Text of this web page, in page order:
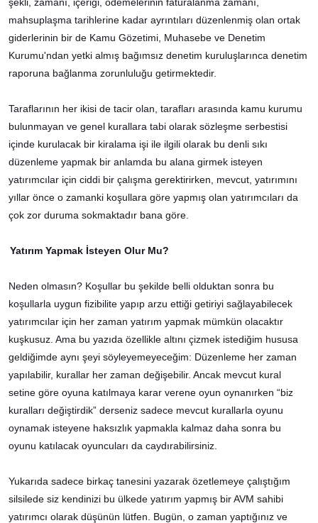
mahsuplaşma tarihlerine kadar ayrıntıları düzenlenmiş olan ortak
giderlerinin bir de Kamu Gözetimi, Muhasebe ve Denetim
Kurumu'ndan yetki almış bağımsız denetim kuruluşlarınca denetim
raporuna bağlanma zorunluluğu getirmektedir.
Taraflarının her ikisi de tacir olan, tarafları arasında kamu kurumu
bulunmayan ve genel kurallara tabi olarak sözleşme serbestisi
içinde kurulacak bir kiralama işi ile ilgili olarak bu denli sıkı
düzenleme yapmak bir anlamda bu alana girmek isteyen
yatırımcılar için ciddi bir çalışma gerektirirken, mevcut, yatırımını
yıllar önce o zamanki koşullara göre yapmış olan yatırımcıları da
çok zor duruma sokmaktadır bana göre.
Yatırım Yapmak İsteyen Olur Mu?
Neden olmasın? Koşullar bu şekilde belli olduktan sonra bu
koşullarla uygun fizibilite yapıp arzu ettiği getiriyi sağlayabilecek
yatırımcılar için her zaman yatırım yapmak mümkün olacaktır
kuşkusuz. Ama bu yazıda özellikle altını çizmek istediğim hususa
geldiğimde aynı şeyi söyleyemeyeceğim: Düzenleme her zaman
yapılabilir, kurallar her zaman değişebilir. Ancak mevcut kural
setine göre oyuna katılmaya karar verene oyun oynanırken “biz
kuralları değiştirdik” derseniz sadece mevcut kurallarla oyunu
oynamak isteyene haksızlık yapmakla kalmaz daha sonra bu
oyunu katılacak oyuncuları da caydırabilirsiniz.
Yukarıda sadece birkaç tanesini yazarak özetlemeye çalıştığım
silsilede siz kendinizi bu ülkede yatırım yapmış bir AVM sahibi
yatırımcı olarak düşünün lütfen. Bugün, o zaman yaptığınız ve